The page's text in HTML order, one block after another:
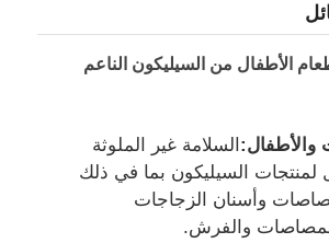
الأطفال من السيليكون الناعم
والأطفال: السلامة غير الملوثة
لمنتجات السيليكون بما في ذلك
وأسنان الزجاجات
والفرش.